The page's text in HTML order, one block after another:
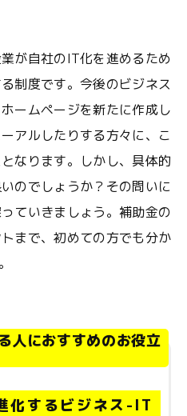
が自社のIT化を進めるため
制度です。今後のビジネス
ームページを新たに作成し
アルしたりする方々に、こ
なります。しかし、具体的
のでしょうか？その問いに
ていきましょう。補助金の
まで、初めての方でも分か
人におすすめのお役立
化するビジネス-IT